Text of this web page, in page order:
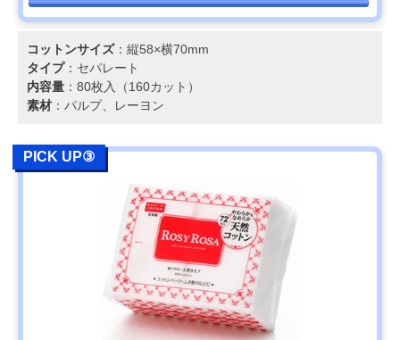
コットンサイズ：縦58×横70mm
タイプ：セパレート
内容量 ：80枚入（160カット）
素材 ：パルプ、レーヨン
PICK UP③